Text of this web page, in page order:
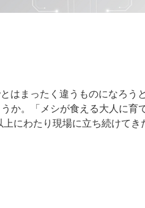
はまったく違うものになろう
か。「メシが食える大人に
わたり現場に立ち続けてき